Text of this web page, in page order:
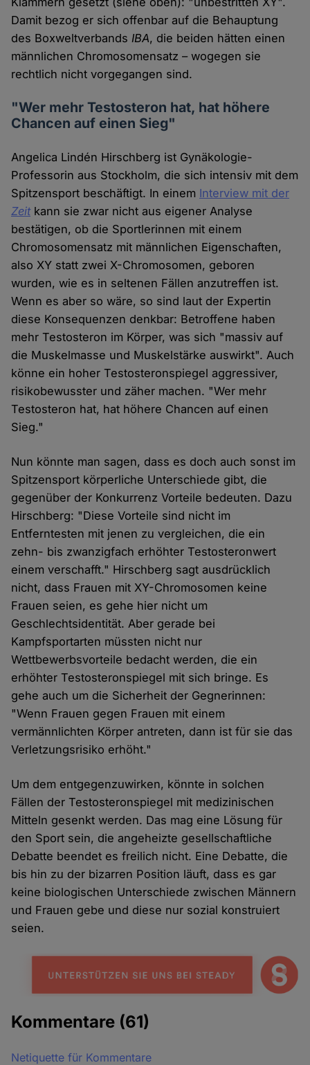
Damit bezog er sich offenbar auf die Behauptung
des BoxweltverbandsIBA, die beiden hätten einen
männlichen Chromosomensatz – wogegen sie
rechtlich nicht vorgegangen sind.
"Wer mehr Testosteron hat, hat höhere
Chancen auf einen Sieg"
Angelica Lindén Hirschberg ist Gynäkologie-
Professorin aus Stockholm, die sich intensiv mit dem
Spitzensport beschäftigt. In einem Interview mit der
Zeitkann sie zwar nicht aus eigener Analyse
bestätigen, ob die Sportlerinnen mit einem
Chromosomensatz mit männlichen Eigenschaften,
also XY statt zwei X-Chromosomen, geboren
wurden, wie es in seltenen Fällen anzutreffen ist.
Wenn es aber so wäre, so sind laut der Expertin
diese Konsequenzen denkbar: Betroffene haben
mehr Testosteron im Körper, was sich "massiv auf
die Muskelmasse und Muskelstärke auswirkt". Auch
könne ein hoher Testosteronspiegel aggressiver,
risikobewusster und zäher machen. "Wer mehr
Testosteron hat, hat höhere Chancen auf einen
Sieg."
Nun könnte man sagen, dass es doch auch sonst im
Spitzensport körperliche Unterschiede gibt, die
gegenüber der Konkurrenz Vorteile bedeuten. Dazu
Hirschberg: "Diese Vorteile sind nicht im
Entferntesten mit jenen zu vergleichen, die ein
zehn- bis zwanzigfach erhöhter Testosteronwert
einem verschafft." Hirschberg sagt ausdrücklich
nicht, dass Frauen mit XY-Chromosomen keine
Frauen seien, es gehe hier nicht um
Geschlechtsidentität. Aber gerade bei
Kampfsportarten müssten nicht nur
Wettbewerbsvorteile bedacht werden, die ein
erhöhter Testosteronspiegel mit sich bringe. Es
gehe auch um die Sicherheit der Gegnerinnen:
"Wenn Frauen gegen Frauen mit einem
vermännlichten Körper antreten, dann ist für sie das
Verletzungsrisiko erhöht."
Um dem entgegenzuwirken, könnte in solchen
Fällen der Testosteronspiegel mit medizinischen
Mitteln gesenkt werden. Das mag eine Lösung für
den Sport sein, die angeheizte gesellschaftliche
Debatte beendet es freilich nicht. Eine Debatte, die
bis hin zu der bizarren Position läuft, dass es gar
keine biologischen Unterschiede zwischen Männern
und Frauen gebe und diese nur sozial konstruiert
seien.
Kommentare (61)
Netiquette für Kommentare